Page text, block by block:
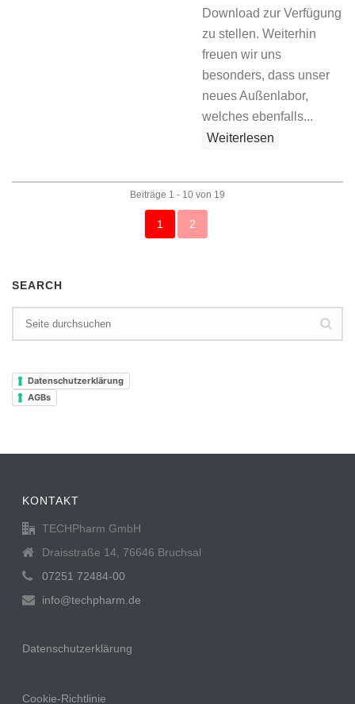
Download zur Verfügung
zu stellen. Weiterhin
freuen wir uns
besonders, dass unser
neues Außenlabor,
welches ebenfalls...
Weiterlesen
Beiträge 1 - 10 von 19
1 2
SEARCH
Datenschutzerklärung
AGBs
KONTAKT
TECHPharm GmbH
Draisstraße 14, 76646 Bruchsal
07251 72484-00
info@techpharm.de
Datenschutzerklärung
Cookie-Richtlinie